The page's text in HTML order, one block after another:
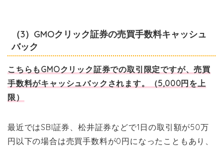
（3）GMOクリック証券の売買手数料キャッシュ
バック
こちらもGMOクリック証券での取引限定ですが、売買
手数料がキャッシュバックされます。（5,000円を上
限）
最近ではSBI証券、松井証券などで1日の取引額が50万
円以下の場合は売買手数料が0円になったこともあり、